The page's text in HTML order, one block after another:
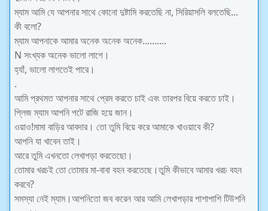
ম্যাম আমি যে আপনার সাথে কোনো দুষ্টামি করতেছি না, সিরিয়াসলি বলতেছি...
কী বলো?
ম্যাম আপনাকে আমার অনেক অনেক অনেক..........
N সংখ্যক অনেক ভালো লাগে।
হ্যাঁ, ভালো লাগতেই পারে।
.
আমি প্রথমত আপনার সাথে প্রেম করতে চাই এবং তারপর বিয়ে করতে চাই।
প্লিজ ম্যাম আপনি পটে রাজি হয়ে জান।
ওয়াও!মামা বাড়ির আবদার। তো তুমি বিয়ে করে আমাকে খাওয়াবে কী?
আপনি যা খাবেন তাই।
আরে তুমি এখনতো লেখাপড়া করতেছো।
তোমার খরচই তো তোমার মা-বাবা বহন করতেছে।তুমি কীভাবে আমার খরচ বহন
করবে?
সমস্যা নেই ম্যাম।আপনিতো জব করেন আর আমি লেখাপড়ার পাশাপাশি টিউশনি